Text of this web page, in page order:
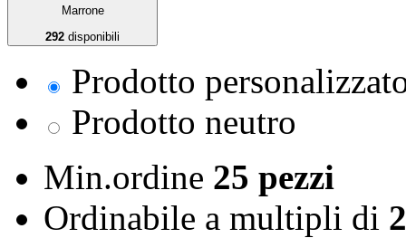
Marrone
292 disponibili
Prodotto
Prodotto neutro
Min.ordine 25 pezzi
Ordinabile a multipli di